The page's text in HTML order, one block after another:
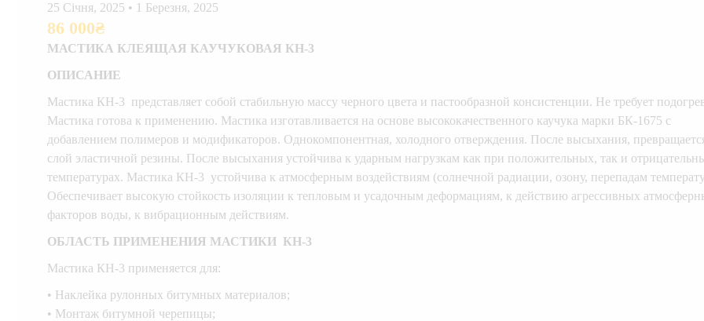
25 Січня, 2025 • 1 Березня, 2025
86 000₴
МАСТИКА КЛЕЯЩАЯ КАУЧУКОВАЯ КН-3
ОПИСАНИЕ
Мастика КН-3 представляет собой стабильную массу черного цвета и пастообразной консистенции. Не требует
Мастика готова к применению. Мастика изготавливается на основе высококачественного каучука марки БК-1675 с
добавлением полимеров и модификаторов. Однокомпонентная, холодного отверждения. После высыхания,
слой эластичной резины. После высыхания устойчива к ударным нагрузкам как при положительных, так и
температурах. Мастика КН-3 устойчива к атмосферным воздействиям (солнечной радиации, озону, перепадам
Обеспечивает высокую стойкость изоляции к тепловым и усадочным деформациям, к действию агрессивных
факторов воды, к вибрационным действиям.
ОБЛАСТЬ ПРИМЕНЕНИЯ МАСТИКИ КН-3
Мастика КН-3 применяется для:
• Наклейка рулонных битумных материалов;
• Монтаж битумной черепицы;